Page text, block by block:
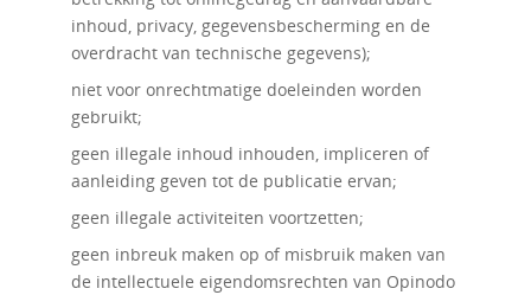
inhoud, privacy, gegevensbescherming en de
overdracht van technische gegevens);
niet voor onrechtmatige doeleinden worden
gebruikt;
geen illegale inhoud inhouden, impliceren of
aanleiding geven tot de publicatie ervan;
geen illegale activiteiten voortzetten;
geen inbreuk maken op of misbruik maken van
de intellectuele eigendomsrechten van Opinodo